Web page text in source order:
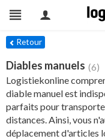
Retour
Diables manuels (6)
Logistiekonline
diable manuel est
parfaits pour
distances. Ainsi, vous
déplacement d'articles